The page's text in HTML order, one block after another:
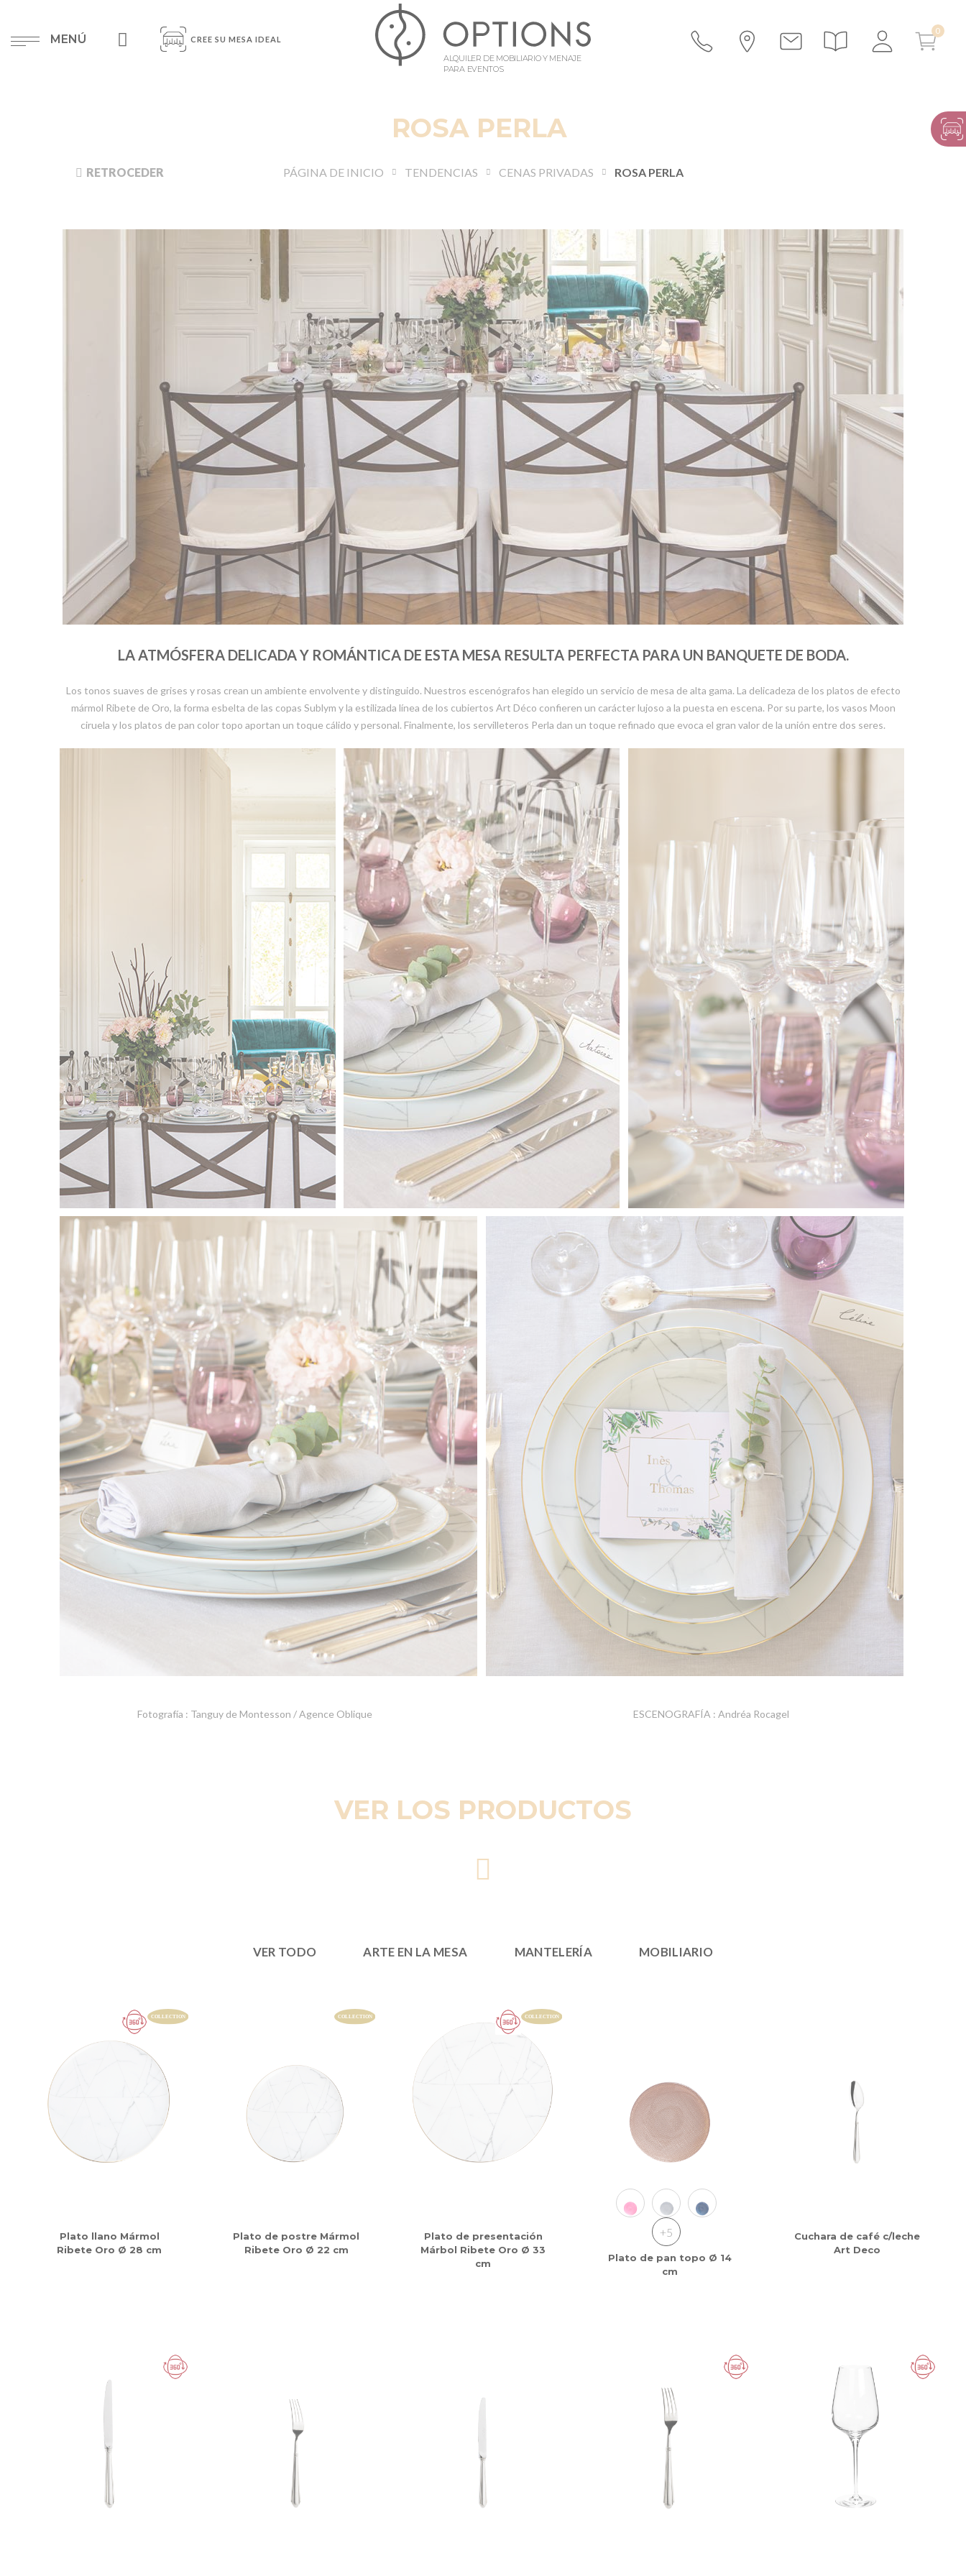
MENÚ CREE SU MESA IDEAL
ALQUILER DE MOBILIARIO Y MENAJE
PARA EVENTOS
ROSA PERLA
RETROCEDER PÁGINA DE INICIO TENDENCIAS CENAS PRIVADAS ROSA PERLA
LA ATMÓSFERA DELICADA Y ROMÁNTICA DE ESTA MESA RESULTA PERFECTA PARA UN BANQUETE DE BODA.
Los tonos suaves de grises y rosas crean un ambiente envolvente y distinguido. Nuestros escenógrafos han elegido un servicio de mesa de alta gama. La delicadeza de los platos de efecto
mármol Ribete de Oro, la forma esbelta de las copas Sublym y la estilizada línea de los cubiertos Art Déco confieren un carácter lujoso a la puesta en escena. Por su parte, los vasos Moon
ciruela y los platos de pan color topo aportan un toque cálido y personal. Finalmente, los servilleteros Perla dan un toque refinado que evoca el gran valor de la unión entre dos seres.
Fotografía : Tanguy de Montesson / Agence Oblique ESCENOGRAFÍA : Andréa Rocagel
VER LOS PRODUCTOS
VER TODO ARTE EN LA MESA MANTELERÍA MOBILIARIO
Plato llano Mármol
Ribete Oro Ø 28 cm
Plato de postre Mármol
Ribete Oro Ø 22 cm
Plato de presentación
Márbol Ribete Oro Ø 33
cm
+5
Plato de pan topo Ø 14
cm
Cuchara de café c/leche
Art Deco